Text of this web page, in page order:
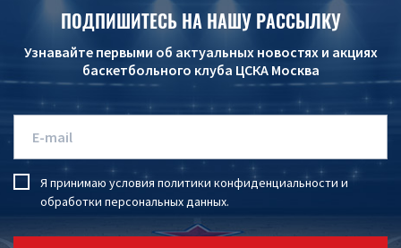
ПОДПИШИТЕСЬ НА НАШУ РАССЫЛКУ
Узнавайте первыми об актуальных новостях и акциях
баскетбольного клуба ЦСКА Москва
Я принимаю условия политики конфиденциальности и
обработки персональных данных.